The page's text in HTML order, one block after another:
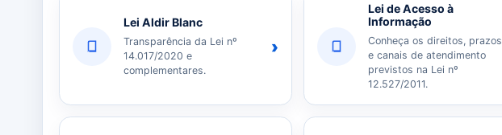
Lei Aldir Blanc
Transparência da Lei nº
14.017/2020 e
complementares.
›
Lei de Acesso à
Informação
Conheça os direitos, prazos
e canais de atendimento
previstos na Lei nº
12.527/2011.